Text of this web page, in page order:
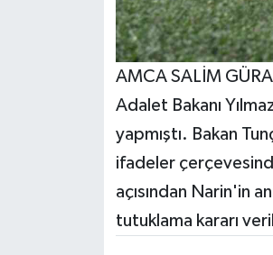
AMCA SALİM
Adalet Bakanı
yapmıştı. Bakan
ifadeler
açısından Narin'in
tutuklama kararı